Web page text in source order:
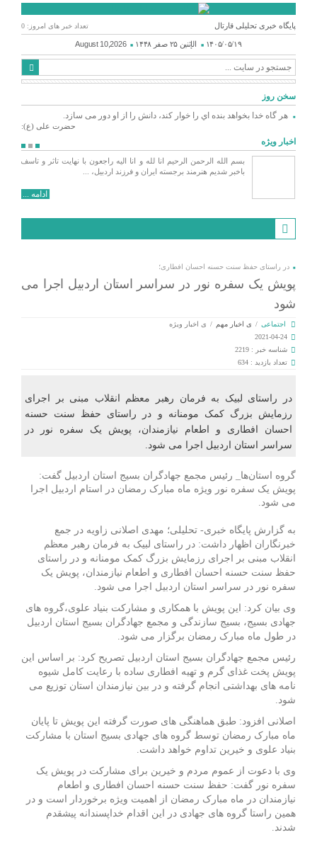
پایگاه خبری تحلیلی قارتال تعداد خبر های امروز: 0
۱۴۰۵/۰۵/۱۹ الإثنين ۲۵ صفر ۱۴۴۸ August 10,2026
سخن روز
هر گاه خدا بخواهد بنده اي را خوار كند، دانش را از او دور می سازد.
حضرت علی (ع):
اخبار ویژه
بسم الله الرحمن الرحیم انا لله و انا الیه راجعون با نهایت تاثر و تاسف
باخبر شدیم هنرمند برجسته ایران و فرزند اردبیل، ...
ادامه ...
در راستای حفظ سنت حسنه احسان افطاری؛
پویش یک سفره نور در سراسر استان اردبیل اجرا می
شود
اجتماعی / ی اخبار مهم / ی اخبار ویژه
2021-04-24
شناسه خبر : 2219
تعداد بازدید : 634
در راستای لبیک به فرمان رهبر معظم انقلاب مبنی بر اجرای
رزمایش بزرگ کمک مومنانه و در راستای حفظ سنت حسنه
احسان افطاری و اطعام نیازمندان، پویش یک سفره نور در
سراسر استان اردبیل اجرا می شود.
گروه استان‌ها_ رئیس مجمع جهادگران بسیج استان اردبیل گفت:
پویش یک سفره نور ویژه ماه مبارک رمضان در استام اردبیل اجرا
می شود.
به گزارش پایگاه خبری- تحلیلی؛ مهدی اصلانی زاویه در جمع
خبرنگاران اظهار داشت: در راستای لبیک به فرمان رهبر معظم
انقلاب مبنی بر اجرای رزمایش بزرگ کمک مومنانه و در راستای
حفظ سنت حسنه احسان افطاری و اطعام نیازمندان، پویش یک
سفره نور در سراسر استان اردبیل اجرا می شود.
وی بیان کرد: این پویش با همکاری و مشارکت بنیاد علوی،گروه های
جهادی بسیج، بسیج سازندگی و مجمع جهادگران بسیج استان اردبیل
در طول ماه مبارک رمضان برگزار می شود.
رئیس مجمع جهادگران بسیج استان اردبیل تصریح کرد: بر اساس این
پویش پخت غذای گرم و تهیه افطاری ساده با رعایت کامل شیوه
نامه های بهداشتی انجام گرفته و در بین نیازمندان استان توزیع می
شود.
اصلانی افزود: طبق هماهنگی های صورت گرفته این پویش تا پایان
ماه مبارک رمضان توسط گروه های جهادی بسیج استان با مشارکت
بنیاد علوی و خیرین تداوم خواهد داشت.
وی با دعوت از عموم مردم و خیرین برای مشارکت در پویش یک
سفره نور گفت: حفظ سنت حسنه احسان افطاری و اطعام
نیازمندان در ماه مبارک رمضان از اهمیت ویژه برخوردار است و در
همین راستا گروه های جهادی در این اقدام‌ خداپسندانه پیشقدم
شدند.